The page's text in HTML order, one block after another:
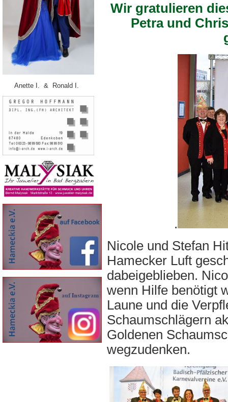
Anette I. & Ronald I.
Wir gratulieren
Petra und
.
Nicole und Stefan
Hamecker Luft
dabeigeblieben.
wenn Hilfe benötigt
Laune und die
Schaumschlägern
Goldenen
wegzudenken.